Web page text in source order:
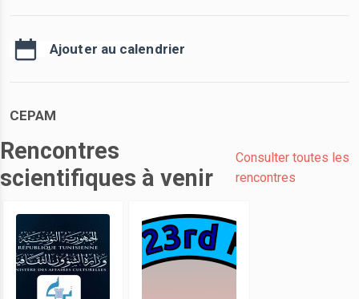
Ajouter au calendrier
CEPAM
Rencontres
scientifiques à venir
Consulter toutes les
rencontres